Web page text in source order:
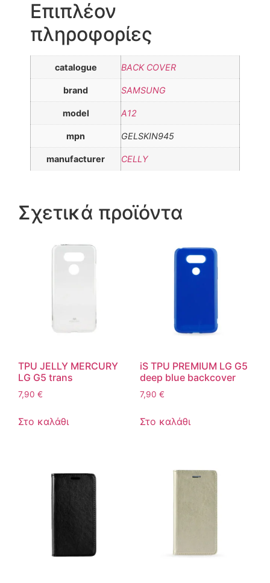
Επιπλέον
πληροφορίες
catalogue BACK COVER
brand SAMSUNG
model A12
mpn GELSKIN945
manufacturer CELLY
Σχετικά προϊόντα
TPU JELLY MERCURY
LG G5 trans
7,90 €
Στο καλάθι
iS TPU PREMIUM LG G5
deep blue backcover
7,90 €
Στο καλάθι